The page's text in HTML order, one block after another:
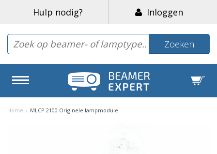
Hulp nodig? Inloggen
Zoeken
Home / MLCP 2100 Originele lampmodule